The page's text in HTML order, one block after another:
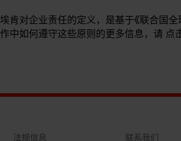
埃肯对企业责任的定义，是基于《联合国
作中如何遵守这些原则的更多信息，请 点
法规信息 联系我们